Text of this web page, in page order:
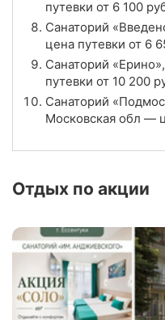
Санаторий «АMAKS
обл
Цена в сутки от9
Рейтинг
Отзывы 3
Санаторий
Цена в сутки от5
Рейтинг
Отзывы 3
путевки от 6 100
Санаторий
цена путевки от 6
Санаторий
путевки от 10 200
Санаторий
Московская обл —
Отдых по акции